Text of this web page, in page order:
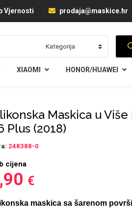
Vjernosti prodaja@maskice.hr
XIAOMI HONOR/HUAWEI
Maskica u
Plus (2018)
248388-0
cijena
€
maskica sa šarenom